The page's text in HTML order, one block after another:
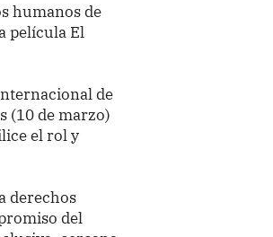
humanos de
película El
de
(10 de marzo)
el rol y
derechos
del